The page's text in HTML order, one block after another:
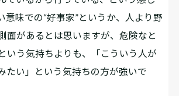
意味での“好事家”というか、人より野
面があるとは思いますが、危険なと
いう気持ちよりも、「こういう人が
たい」という気持ちの方が強いで